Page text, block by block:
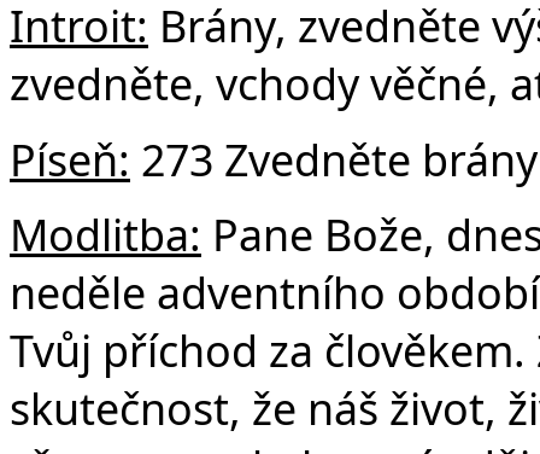
Introit: Brány, zvedněte
zvedněte, vchody věčné,
Píseň: 273 Zvedněte
Modlitba: Pane Bože,
neděle adventního
Tvůj příchod za
skutečnost, že náš život,